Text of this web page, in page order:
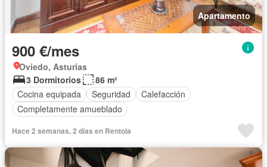
Apartamento
900 €/mes
Oviedo, Asturias
3 Dormitorios
86 m²
Cocina equipada
Seguridad
Calefacción
Completamente amueblado
Hace 2 semanas, 2 días en Rentola